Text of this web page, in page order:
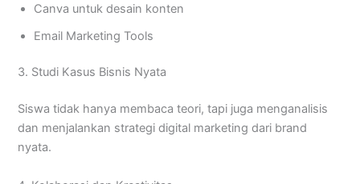
Canva untuk desain konten
Email Marketing Tools
3. Studi Kasus Bisnis Nyata
Siswa tidak hanya membaca teori, tapi juga menganalisis
dan menjalankan strategi digital marketing dari brand
nyata.